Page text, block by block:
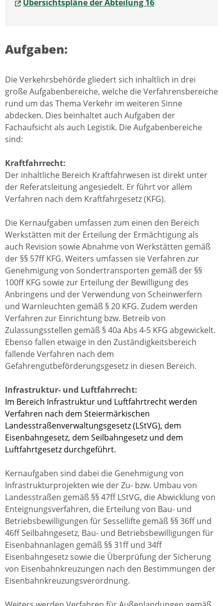
Übersichtspläne der Abteilung 16
Aufgaben:
Die Verkehrsbehörde gliedert sich inhaltlich in drei
große Aufgabenbereiche, welche die Verfahrensbereiche
rund um das Thema Verkehr im weiteren Sinne
abdecken. Dies beinhaltet auch Aufgaben der
Fachaufsicht als auch Legistik. Die Aufgabenbereiche
sind:
Kraftfahrrecht:
Der inhaltliche Bereich Kraftfahrwesen ist direkt unter
der Referatsleitung angesiedelt. Er führt vor allem
Verfahren nach dem Kraftfahrgesetz (KFG).
Die Kernaufgaben umfassen zum einen den Bereich
Werkstätten mit der Erteilung der Ermächtigung als
auch Revision sowie Abnahme von Werkstätten gemäß
der §§ 57ff KFG. Weiters umfassen sie Verfahren zur
Genehmigung von Sondertransporten gemäß der §§
100ff KFG sowie zur Erteilung der Bewilligung des
Anbringens und der Verwendung von Scheinwerfern
und Warnleuchten gemäß § 20 KFG. Zudem werden
Verfahren zur Einrichtung bzw. Betreib von
Zulassungsstellen gemäß § 40a Abs 4-5 KFG abgewickelt.
Ebenso fallen etwaige in den Zuständigkeitsbereich
fallende Verfahren nach dem
Gefahrengutbeförderungsgesetz in diesen Bereich.
Infrastruktur- und Luftfahrrecht:
Im Bereich Infrastruktur und Luftfahrtrecht werden
Verfahren nach dem Steiermärkischen
Landesstraßenverwaltungsgesetz (LStVG), dem
Eisenbahngesetz, dem Seilbahngesetz und dem
Luftfahrtgesetz durchgeführt.
Kernaufgaben sind dabei die Genehmigung von
Infrastrukturprojekten wie der Zu- bzw. Umbau von
Landesstraßen gemäß §§ 47ff LStVG, die Abwicklung von
Enteignungsverfahren, die Erteilung von Bau- und
Betriebsbewilligungen für Sessellifte gemäß §§ 36ff und
46ff Seilbahngesetz, Bau- und Betriebsbewilligungen für
Eisenbahnanlagen gemäß §§ 31ff und 34ff
Eisenbahngesetz sowie die Überprüfung der Sicherung
von Eisenbahnkreuzungen nach den Bestimmungen der
Eisenbahnkreuzungsverordnung.